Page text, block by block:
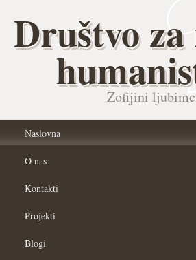
Društvo
Zofijini
Naslovna
O nas
Kontakti
Projekti
Blogi